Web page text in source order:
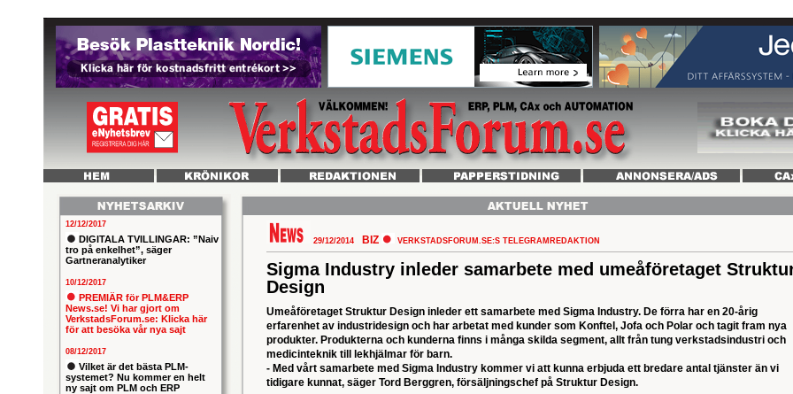
12/12/2017
DIGITALA TVILLINGAR: ”Naiv
tro på enkelhet”, säger
Gartneranalytiker
10/12/2017
PREMIÄR för PLM&ERP
News.se! Vi har gjort om
VerkstadsForum.se: Klicka här
för att besöka vår nya sajt
08/12/2017
Vilket är det bästa PLM-
systemet? Nu kommer en helt
ny sajt om PLM och ERP
29/12/2014 BIZ VERKSTADSFORUM.SE:S TELEGRAMREDAKTION
Sigma Industry inleder samarbete med umeåföretaget
Design
Umeåföretaget Struktur Design inleder ett samarbete med Sigma Industry. De förra har en 20-årig
erfarenhet av industridesign och har arbetat med kunder som Konftel, Jofa och Polar och tagit fram nya
produkter. Produkterna och kunderna finns i många skilda segment, allt från tung verkstadsindustri och
medicinteknik till lekhjälmar för barn.
- Med vårt samarbete med Sigma Industry kommer vi att kunna erbjuda ett bredare antal tjänster än vi
tidigare kunnat, säger Tord Berggren, försäljningschef på Struktur Design.